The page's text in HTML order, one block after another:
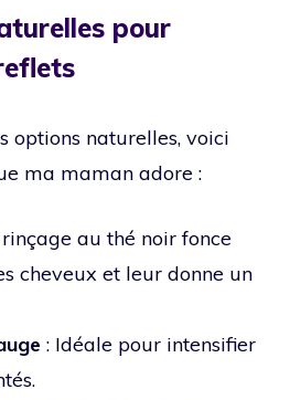
pour
options naturelles, voici
ma maman adore :
au thé noir fonce
cheveux et leur donne un
: Idéale pour intensifier